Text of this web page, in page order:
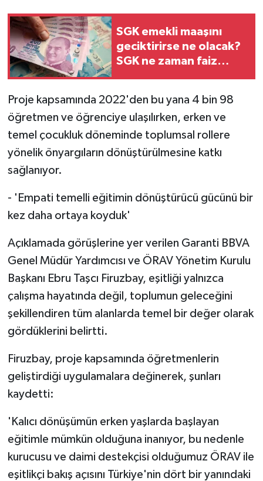
SGK emekli maaşını
geciktirirse ne olacak?
SGK ne zaman faiz
Proje kapsamında 2022'den bu yana 4 bin 98
öğretmen ve öğrenciye ulaşılırken, erken ve
temel çocukluk döneminde toplumsal rollere
yönelik önyargıların dönüştürülmesine katkı
sağlanıyor.
- 'Empati temelli eğitimin dönüştürücü gücünü bir
kez daha ortaya koyduk'
Açıklamada görüşlerine yer verilen Garanti BBVA
Genel Müdür Yardımcısı ve ÖRAV Yönetim Kurulu
Başkanı Ebru Taşcı Firuzbay, eşitliği yalnızca
çalışma hayatında değil, toplumun geleceğini
şekillendiren tüm alanlarda temel bir değer olarak
gördüklerini belirtti.
Firuzbay, proje kapsamında öğretmenlerin
geliştirdiği uygulamalara değinerek, şunları
kaydetti:
'Kalıcı dönüşümün erken yaşlarda başlayan
eğitimle mümkün olduğuna inanıyor, bu nedenle
kurucusu ve daimi destekçisi olduğumuz ÖRAV ile
eşitlikçi bakış açısını Türkiye'nin dört bir yanındaki